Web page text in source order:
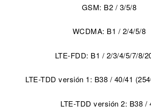
GSM: B2 / 3/5/8
WCDMA: B1 / 2/4/5/8
LTE-FDD: B1 / 2/3/4/5/7/8/
LTE-TDD versión 1: B38 / 40/41
LTE-TDD versión 2: B38 /